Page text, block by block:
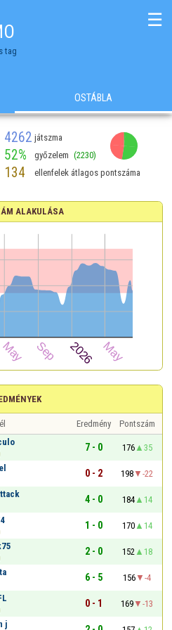
tag
☰
OSTÁBLA
4262 játszma
52% győzelem (2230)
134 ellenfelek átlagos pontszáma
ALAKULÁSA
Eredmény
Pontszám
7 - 0 176
35
0 - 2 198
-22
4 - 0 184
14
1 - 0 170
14
2 - 0 152
18
6 - 5 156
-4
0 - 1 169
-13
j